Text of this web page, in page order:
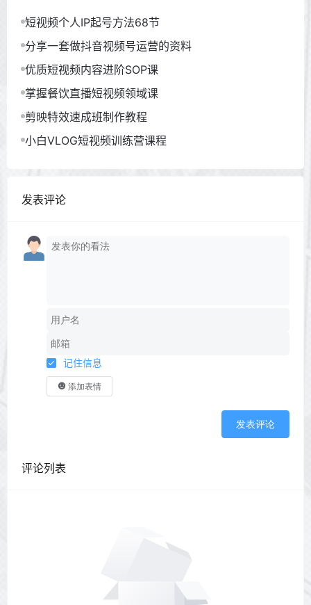
短视频个人IP起号方法68节
分享一套做抖音视频号运营的资料
优质短视频内容进阶SOP课
掌握餐饮直播短视频领域课
剪映特效速成班制作教程
小白VLOG短视频训练营课程
发表评论
记住信息
添加表情
发表评论
评论列表